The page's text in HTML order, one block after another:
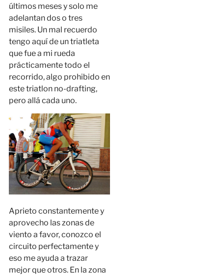
últimos meses y solo me
adelantan dos o tres
misiles. Un mal recuerdo
tengo aquí de un triatleta
que fue a mi rueda
prácticamente todo el
recorrido, algo prohibido en
este triatlon no-drafting,
pero allá cada uno.
Aprieto constantemente y
aprovecho las zonas de
viento a favor, conozco el
circuito perfectamente y
eso me ayuda a trazar
mejor que otros. En la zona